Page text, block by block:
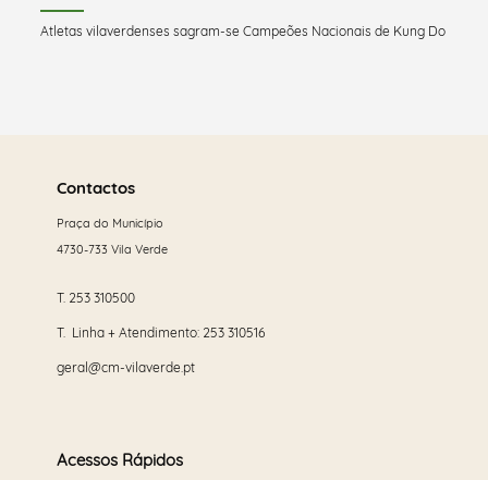
Atletas vilaverdenses sagram-se Campeões Nacionais de Kung Do
maisContactos
Praça do Município
4730-733 Vila Verde
T. 253 310500
T. Linha + Atendimento: 253 310516
geral@cm-vilaverde.pt
Acessos Rápidos